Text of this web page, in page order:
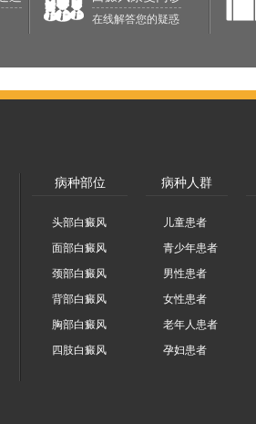
在线解答您的疑惑
病种部位 病种人群
头部白癜风
面部白癜风
颈部白癜风
背部白癜风
胸部白癜风
四肢白癜风
儿童患者
青少年患者
男性患者
女性患者
老年人患者
孕妇患者